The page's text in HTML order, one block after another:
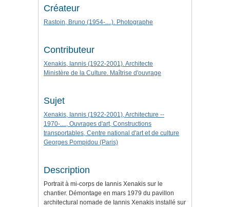
Créateur
Rastoin, Bruno (1954-....). Photographe
Contributeur
Xenakis, Iannis (1922-2001). Architecte
Ministère de la Culture. Maîtrise d'ouvrage
Sujet
Xenakis, Iannis (1922-2001), Architecture --
1970-...., Ouvrages d'art, Constructions
transportables, Centre national d'art et de culture
Georges Pompidou (Paris)
Description
Portrait à mi-corps de Iannis Xenakis sur le
chantier. Démontage en mars 1979 du pavillon
architectural nomade de Iannis Xenakis installé sur